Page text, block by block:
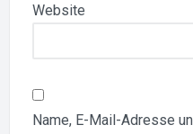
Website
Name, E-Mail-Adresse